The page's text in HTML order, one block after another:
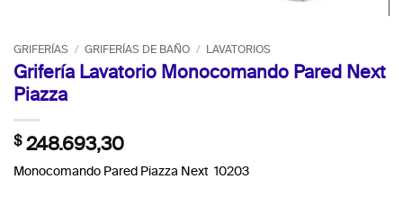
GRIFERÍAS / GRIFERÍAS DE BAÑO / LAVATORIOS
Grifería Lavatorio Monocomando Pared Next
Piazza
$248.693,30
Monocomando Pared Piazza Next 10203